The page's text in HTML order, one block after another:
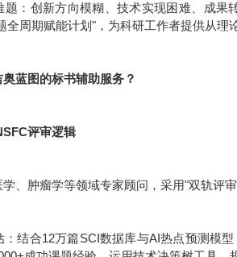
题：创新方向模糊、技术实现困难、成
全周期赋能计划"，为科研工作者提供从理
蓝图的标书辅助服务？
评审逻辑
、肿瘤学等领域专家顾问，采用"双轨评审
：结合12万篇SCI数据库与AI热点预测模